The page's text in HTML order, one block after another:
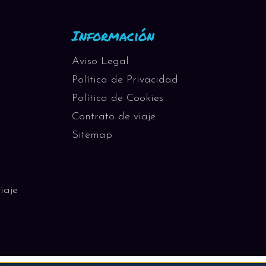
Información
Aviso Legal
Política de Privacidad
Política de Cookies
Contrato de viaje
Sitemap